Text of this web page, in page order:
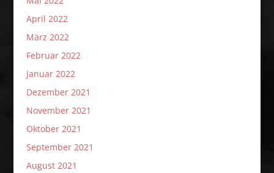
April 2022
März 2022
Februar 2022
Januar 2022
Dezember 2021
November 2021
Oktober 2021
September 2021
August 2021